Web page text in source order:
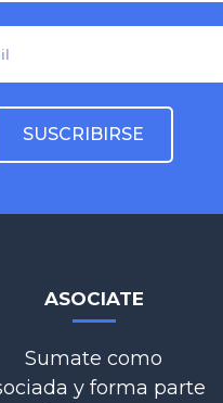
ASOCIATE
Sumate como
y forma parte